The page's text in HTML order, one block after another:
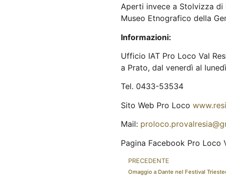
Aperti invece a Stolvizza di
Museo Etnografico della
Informazioni:
Ufficio IAT Pro Loco Val
a Prato, dal venerdì al
Tel. 0433-53534
Sito Web Pro Loco
Mail:
Pagina Facebook Pro Loco
PRECEDENTE
Omaggio a Dante nel Festival